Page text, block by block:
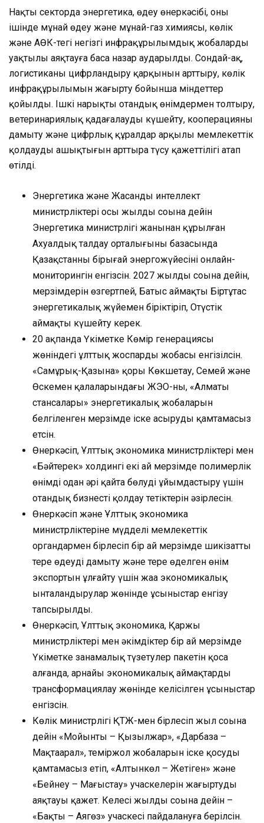
Нақты секторда энергетика, өңдеу өнеркәсібі, оның
ішінде мұнай өңдеу және мұнай-газ химиясы, көлік
және АӨК-тегі негізгі инфрақұрылымдық жобаларды
уақтылы аяқтауға баса назар аударылды. Сондай-ақ,
логистиканы цифрландыру қарқынын арттыру, көлік
инфрақұрылымын жаңғырту бойынша міндеттер
қойылды. Ішкі нарықты отандық өнімдермен толтыру,
ветеринариялық қадағалауды күшейту, кооперацияны
дамыту және цифрлық құралдар арқылы мемлекеттік
қолдаудың ашықтығын арттыра түсу қажеттілігі атап
өтілді.
Энергетика және Жасанды интеллект
министрліктері осы жылдың соңына дейін
Энергетика министрлігі жанынан құрылған
Ахуалдық талдау орталығының базасында
Қазақстанның бірыңғай энергожүйесінің онлайн-
мониторингін енгізсін. 2027 жылдың соңына дейін,
мерзімдерін өзгертпей, Батыс аймақты Біртұтас
энергетикалық жүйемен біріктіріп, Оңтүстік
аймақты күшейту керек.
20 ақпанда Үкіметке Көмір генерациясы
жөніндегі ұлттық жоспардың жобасы енгізілсін.
«Самұрық-Қазына» қоры Көкшетау, Семей және
Өскемен қалаларындағы ЖЭО-ны, «Алматы
стансалары» энергетикалық жобаларын
белгіленген мерзімде іске асыруды қамтамасыз
етсін.
Өнеркәсіп, Ұлттық экономика министрліктері мен
«Бәйтерек» холдингі екі ай мерзімде полимерлік
өнімді одан әрі қайта бөлуді ұйымдастыру үшін
отандық бизнесті қолдау тетіктерін әзірлесін.
Өнеркәсіп және Ұлттық экономика
министрліктеріне мүдделі мемлекеттік
органдармен бірлесіп бір ай мерзімде шикізатты
терең өңдеуді дамыту және терең өңделген өнім
экспортын ұлғайту үшін жаңа экономикалық
ынталандырулар жөнінде ұсыныстар енгізу
тапсырылды.
Өнеркәсіп, Ұлттық экономика, Қаржы
министрліктері мен әкімдіктер бір ай мерзімде
Үкіметке заңнамалық түзетулер пакетін қоса
алғанда, арнайы экономикалық аймақтарды
трансформациялау жөнінде келісілген ұсыныстар
енгізсін.
Көлік министрлігі ҚТЖ-мен бірлесіп жыл соңына
дейін «Мойынты – Қызылжар», «Дарбаза –
Мақтаарал», теміржол жобаларын іске қосуды
қамтамасыз етіп, «Алтынкөл – Жетіген» және
«Бейнеу – Маңғыстау» учаскелерін жаңғыртуды
аяқтауы қажет. Келесі жылдың соңына дейін –
«Бақты – Аягөз» учаскесі пайдалануға берілсін.